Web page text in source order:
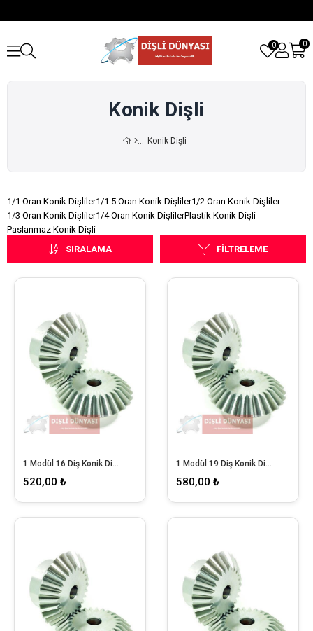
0 0
Konik Dişli
Konik Dişli
1/1 Oran Konik Dişliler1/1.5 Oran Konik Dişliler1/2 Oran Konik Dişliler
1/3 Oran Konik Dişliler1/4 Oran Konik DişlilerPlastik Konik Dişli
Paslanmaz Konik Dişli
FILTRELEME
SIRALAMA
1 Modül 16 Diş Konik Dişli
520,00 ₺
1 Modül 19 Diş Konik Dişli
580,00 ₺